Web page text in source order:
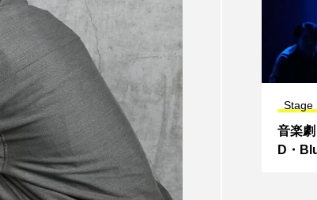
Stage INTERVIEW
相葉裕樹、12年ぶりのシリーズ座長！ 『な
がされ・る君へ』インタビュー part.1
Stage
音楽
D・